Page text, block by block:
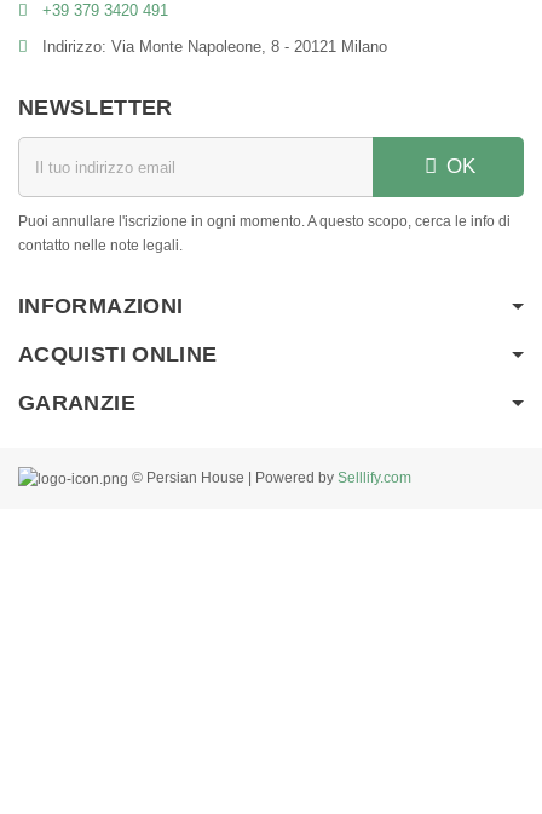
+39 379 3420 491
Indirizzo: Via Monte Napoleone, 8 - 20121 Milano
NEWSLETTER
OK
Puoi annullare l'iscrizione in ogni momento. A questo scopo, cerca le info di
contatto nelle note legali.
INFORMAZIONI
ACQUISTI ONLINE
GARANZIE
© Persian House | Powered by Selllify.com